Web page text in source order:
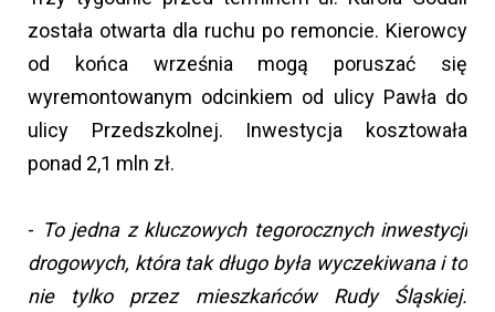
została otwarta dla ruchu po remoncie. Kierowcy
od końca września mogą poruszać się
wyremontowanym odcinkiem od ulicy Pawła do
ulicy Przedszkolnej. Inwestycja kosztowała
ponad 2,1 mln zł.
- To jedna z kluczowych tegorocznych inwestycji
drogowych, która tak długo była wyczekiwana i to
nie tylko przez mieszkańców Rudy Śląskiej.